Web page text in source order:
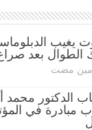
يغيب
الطوال بعد
مضت
الدكتور محمد
مبادرة في